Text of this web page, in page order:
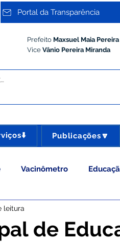
Portal da Transparência
Prefeito Maxsuel Maia Pereira
Vice Vânio Pereira Miranda
Publicações🔽
Vacinômetro
e Gestão
de
leitura